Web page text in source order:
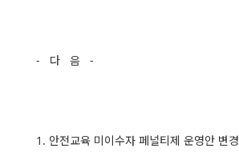
- 다 음 -
1. 안전교육 미이수자 페널티제 운영안 변경